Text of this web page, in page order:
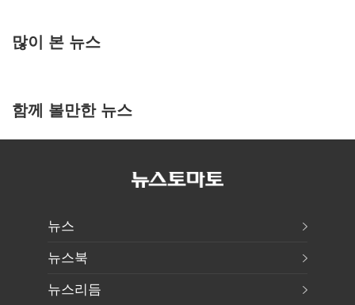
많이 본 뉴스
함께 볼만한 뉴스
뉴스
뉴스북
뉴스리듬